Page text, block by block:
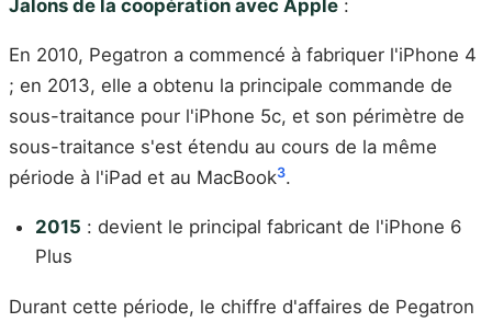
Jalons de la coopération avec Apple :
En 2010, Pegatron a commencé à fabriquer l'iPhone 4
; en 2013, elle a obtenu la principale commande de
sous-traitance pour l'iPhone 5c, et son périmètre de
sous-traitance s'est étendu au cours de la même
période à l'iPad et au MacBook3.
2015 : devient le principal fabricant de l'iPhone 6
Plus
Durant cette période, le chiffre d'affaires de Pegatron